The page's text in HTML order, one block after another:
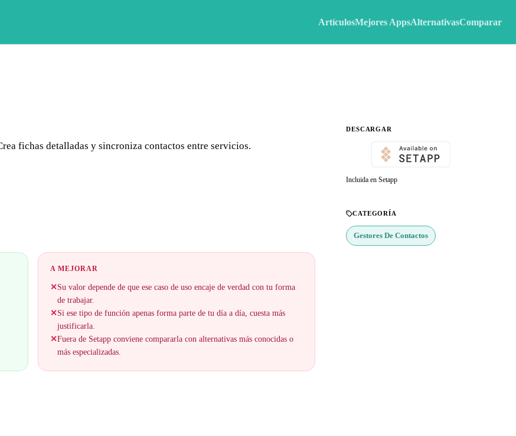
ArtículosMejores AppsAlternativasComparar
fichas detalladas y sincroniza contactos entre servicios.
A MEJORAR
✕Su valor depende de que ese caso de uso encaje de verdad con tu forma
de trabajar.
✕Si ese tipo de función apenas forma parte de tu día a día, cuesta más
justificarla.
✕Fuera de Setapp conviene compararla con alternativas más conocidas o
más especializadas.
DESCARGAR
Incluida en Setapp
CATEGORÍA
Gestores De Contactos